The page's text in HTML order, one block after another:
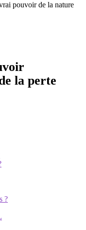
pouvoir de la nature
la perte
?